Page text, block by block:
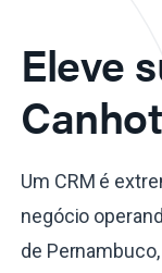
Eleve
Um CRM é
negócio
de